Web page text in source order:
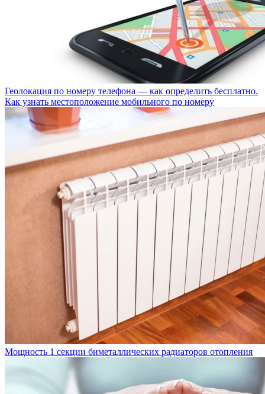
Геолокация по номеру телефона — как определить бесплатно.
Как узнать местоположение мобильного по номеру
Мощность 1 секции биметаллических радиаторов отопления